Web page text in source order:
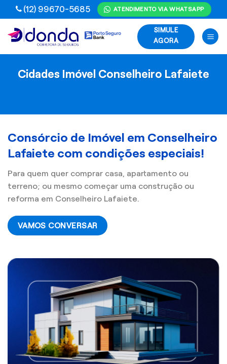
Skip
to
content
(12) 99670-5685 ATENDIMENTO VIA WHATSAPP
SIMULE
AGORA
Cidades Imóvel Conselheiro Lafaiete
Consórcio de Imóvel em Conselheiro
Lafaiete com condições especiais!
Para quem quer comprar casa, apartamento ou
terreno; ou mesmo começar uma construção ou
reforma em Conselheiro Lafaiete.
VAMOS CONVERSAR